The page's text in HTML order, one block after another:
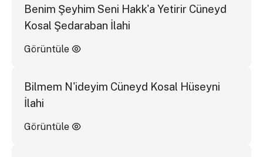
Benim Şeyhim Seni Hakk'a Yetirir Cüneyd
Kosal Şedaraban İlahi
Görüntüle
Bilmem N'ideyim Cüneyd Kosal Hüseyni
İlahi
Görüntüle